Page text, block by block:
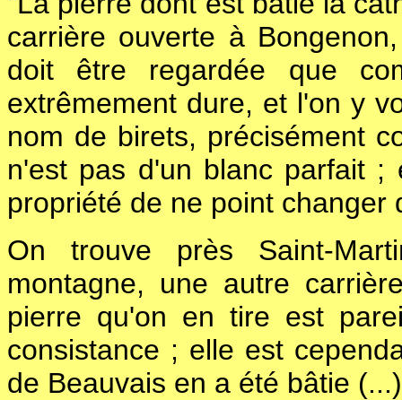
carrière ouverte à
doit être regardée que
extrêmement dure, et l'on y
nom de birets, précisément
n'est pas d'un blanc parfait
propriété de ne point changer
On trouve près Saint-
montagne, une autre
pierre qu'on en tire est
consistance ; elle est
de Beauvais en a été bâtie (...)